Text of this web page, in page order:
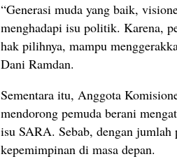
“Generasi muda yang baik,
menghadapi isu politik. Karena,
hak pilihnya, mampu
Dani Ramdan.
Sementara itu, Anggota
mendorong pemuda berani
isu SARA. Sebab, dengan jumlah
kepemimpinan di masa depan.